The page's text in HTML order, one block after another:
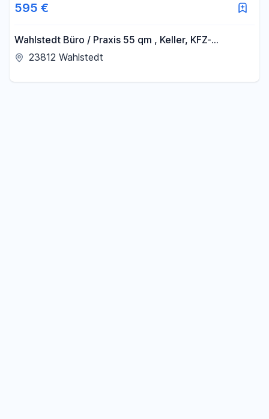
595 €
Wahlstedt Büro / Praxis 55 qm , Keller, KFZ-
Parkplätze z.Z. Kosmetikstudio Neumünster. 19
23812 Wahlstedt